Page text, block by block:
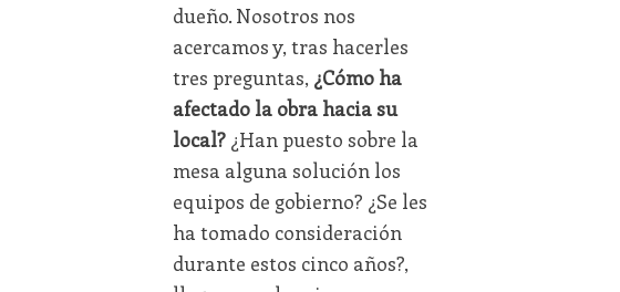
dueño. Nosotros nos
acercamos y, tras hacerles
tres preguntas, ¿Cómo ha
afectado la obra hacia su
local?¿Han puesto sobre la
mesa alguna solución los
equipos de gobierno? ¿Se les
ha tomado consideración
durante estos cinco años?,